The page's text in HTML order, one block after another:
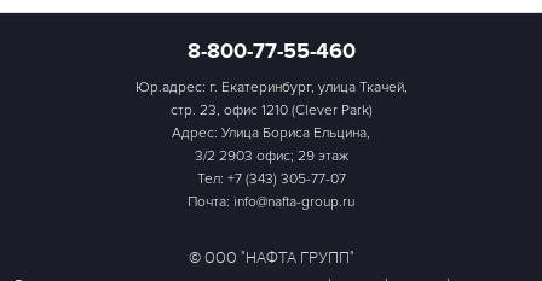
8-800-77-55-460
Юр.адрес: г. Екатеринбург, улица Ткачей,
стр. 23, офис 1210 (Clever Park)
Адрес: Улица Бориса Ельцина,
3/2 2903 офис; 29 этаж
Тел: +7 (343) 305-77-07
Почта: info@nafta-group.ru
© ООО "НАФТА ГРУПП"